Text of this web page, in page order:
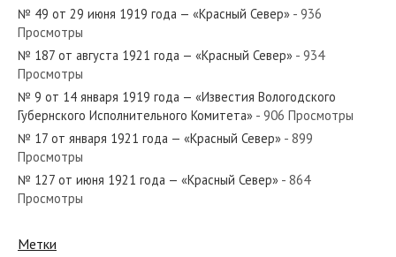
№ 228 от ноября 1958 года — «Красный Север»
№ 111 от июня 1948 года — «Красный Север»
№ 49 от 29 июня 1919 года — «Красный Север» - 936
Просмотры
№ 187 от августа 1921 года — «Красный Север» - 934
Просмотры
№ 9 от 14 января 1919 года — «Известия Вологодского
Губернского Исполнительного Комитета» - 906 Просмотры
№ 17 от января 1921 года — «Красный Север» - 899
Просмотры
№ 127 от июня 1921 года — «Красный Север» - 864
Просмотры
Метки